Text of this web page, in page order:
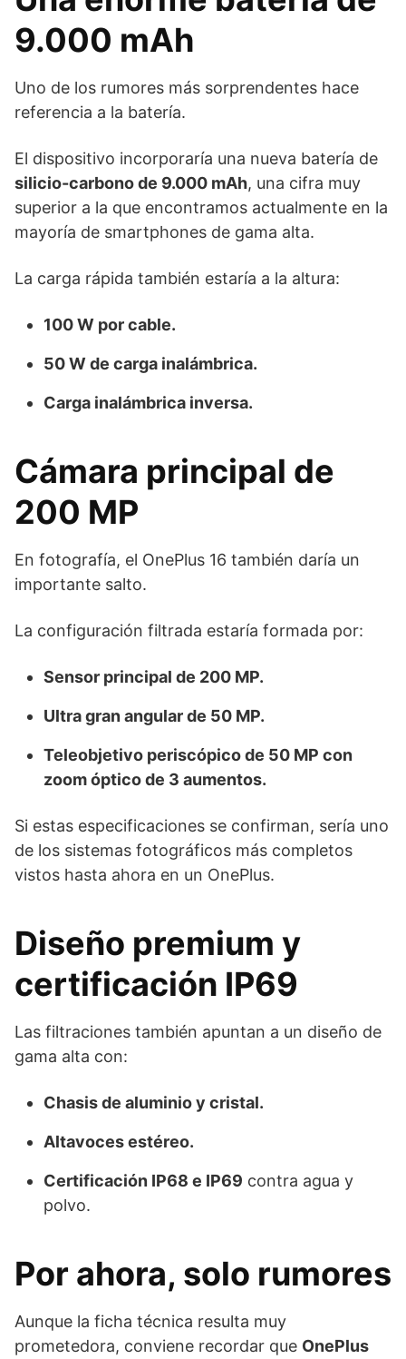
9.000 mAh
Uno de los rumores más sorprendentes hace
referencia a la batería.
El dispositivo incorporaría una nueva batería de
silicio-carbono de 9.000 mAh, una cifra muy
superior a la que encontramos actualmente en la
mayoría de smartphones de gama alta.
La carga rápida también estaría a la altura:
100 W por cable.
50 W de carga inalámbrica.
Carga inalámbrica inversa.
Cámara principal de
200 MP
En fotografía, el OnePlus 16 también daría un
importante salto.
La configuración filtrada estaría formada por:
Sensor principal de 200 MP.
Ultra gran angular de 50 MP.
Teleobjetivo periscópico de 50 MP con
zoom óptico de 3 aumentos.
Si estas especificaciones se confirman, sería uno
de los sistemas fotográficos más completos
vistos hasta ahora en un OnePlus.
Diseño premium y
certificación IP69
Las filtraciones también apuntan a un diseño de
gama alta con:
Chasis de aluminio y cristal.
Altavoces estéreo.
Certificación IP68 e IP69 contra agua y
polvo.
Por ahora, solo rumores
Aunque la ficha técnica resulta muy
prometedora, conviene recordar que OnePlus